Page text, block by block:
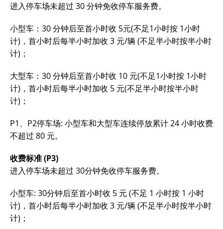
进入停车场未超过 30 分钟免收停车服务费。
小型车：30 分钟后至首小时收 5元(不足1小时按 1小时
计)，首小时后每半小时加收 3 元/辆 (不足半小时按半小时
计)；
大型车：30 分钟后至首小时收 10 元(不足1小时按 1小时
计)，首小时后每半小时加收 5 元(不足半小时按半小时
计)；
P1、P2停车场: 小型车和大型车连续停放累计 24 小时收费
不超过 80 元。
收费标准 (P3)
进入停车场未超过 30分钟免收停车服务费。
小型车: 30分钟后至首小时收 5 元 (不足 1 小时按 1 小时
计)，首小时后每半小时加收 3 元/辆 (不足半小时按半小时
计)；